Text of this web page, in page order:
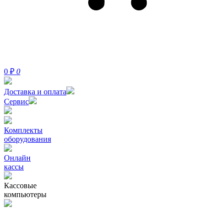
0 ₽ 0
Доставка и оплата
Сервис
Комплекты
оборудования
Онлайн
кассы
Кассовые
компьютеры